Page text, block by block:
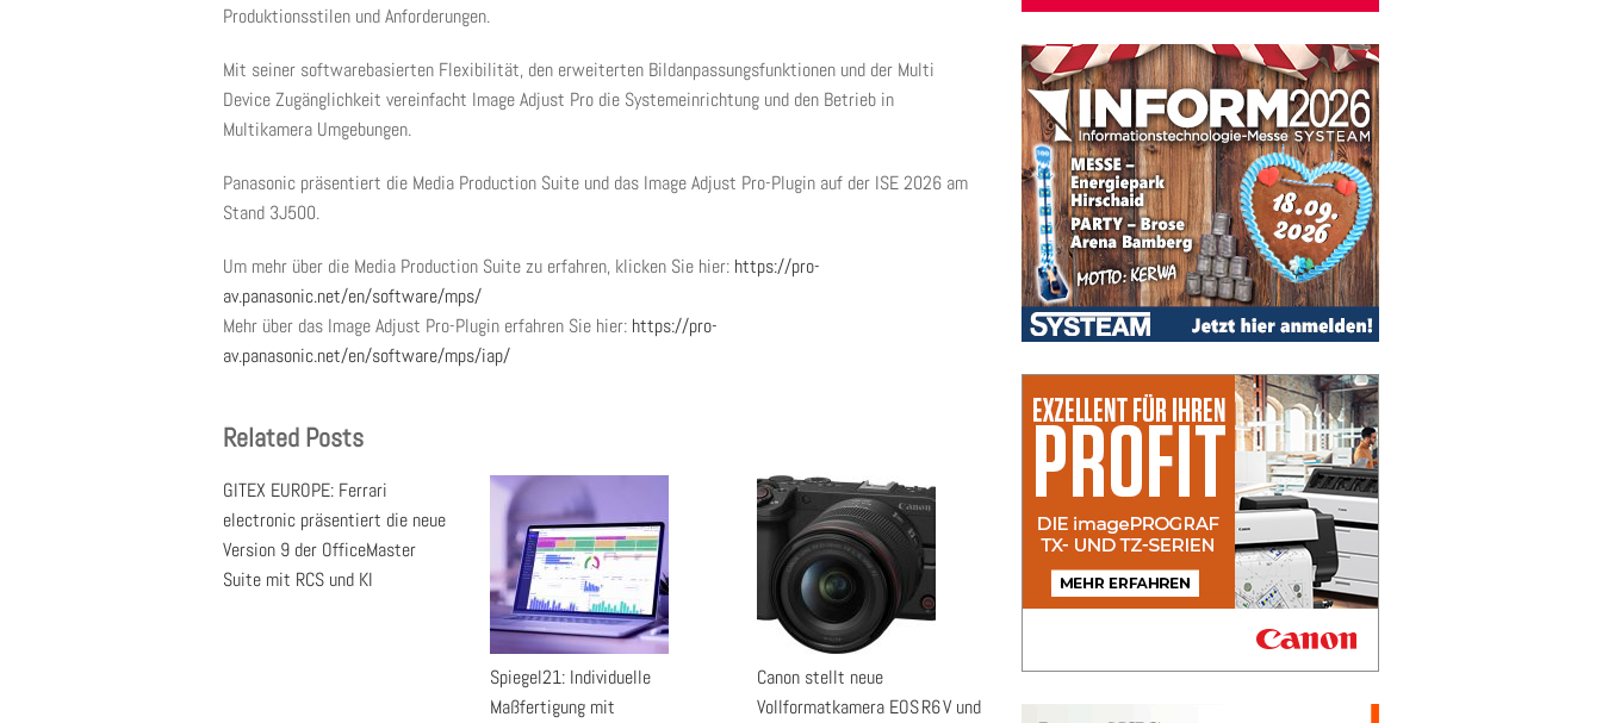
Produktionsstilen und Anforderungen.
Mit seiner softwarebasierten Flexibilität, den erweiterten Bildanpassungsfunktionen und der Multi
Device Zugänglichkeit vereinfacht Image Adjust Pro die Systemeinrichtung und den Betrieb in
Multikamera Umgebungen.
Panasonic präsentiert die Media Production Suite und das Image Adjust Pro-Plugin auf der ISE 2026 am
Stand 3J500.
Um mehr über die Media Production Suite zu erfahren, klicken Sie hier: https://pro-
av.panasonic.net/en/software/mps/
Mehr über das Image Adjust Pro-Plugin erfahren Sie hier: https://pro-
av.panasonic.net/en/software/mps/iap/
Related Posts
GITEX EUROPE: Ferrari
electronic präsentiert die neue
Version 9 der OfficeMaster
Suite mit RCS und KI
Spiegel21: Individuelle
Maßfertigung mit
Canon stellt neue
Vollformatkamera EOS R6 V und